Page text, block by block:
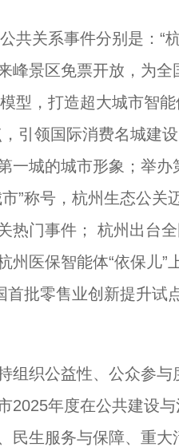
关系事件分别是：“
峰景区免票开放，为
型，打造超大城市智
引领国际消费名城建
一城的城市形象；举
”称号，杭州生态公关
热门事件； 杭州出台
州医保智能体“依保儿
首批零售业创新提升
织公益性、公众参与
2025年度在公共建设
民生服务与保障、重